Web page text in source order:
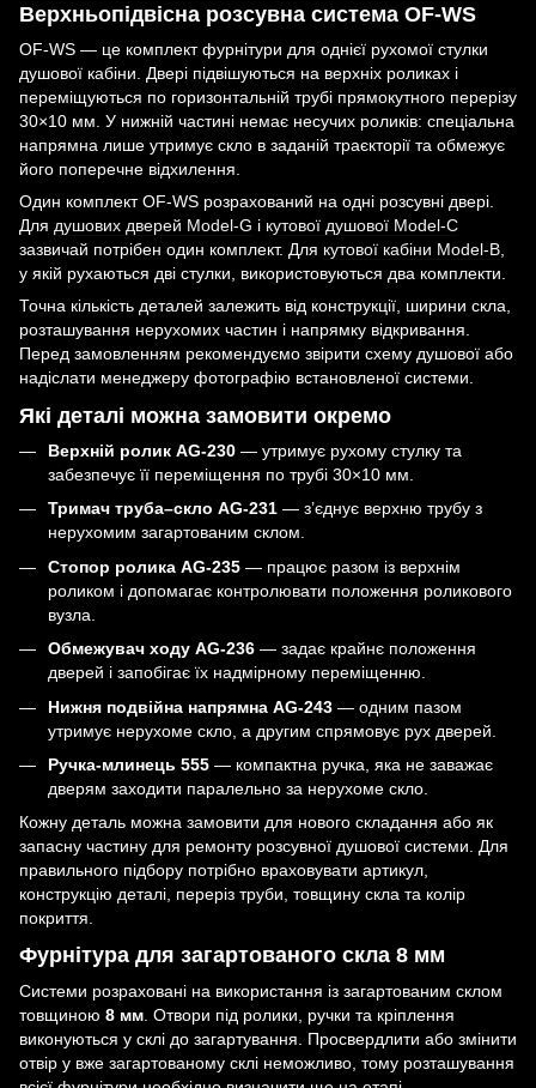
Верхньопідвісна розсувна система OF-WS
OF-WS — це комплект фурнітури для однієї рухомої стулки
душової кабіни. Двері підвішуються на верхніх роликах і
переміщуються по горизонтальній трубі прямокутного перерізу
30×10 мм. У нижній частині немає несучих роликів: спеціальна
напрямна лише утримує скло в заданій траєкторії та обмежує
його поперечне відхилення.
Один комплект OF-WS розрахований на одні розсувні двері.
Для душових дверей Model-G і кутової душової Model-C
зазвичай потрібен один комплект. Для кутової кабіни Model-B,
у якій рухаються дві стулки, використовуються два комплекти.
Точна кількість деталей залежить від конструкції, ширини скла,
розташування нерухомих частин і напрямку відкривання.
Перед замовленням рекомендуємо звірити схему душової або
надіслати менеджеру фотографію встановленої системи.
Які деталі можна замовити окремо
Верхній ролик AG-230 — утримує рухому стулку та
забезпечує її переміщення по трубі 30×10 мм.
Тримач труба–скло AG-231 — з’єднує верхню трубу з
нерухомим загартованим склом.
Стопор ролика AG-235 — працює разом із верхнім
роликом і допомагає контролювати положення роликового
вузла.
Обмежувач ходу AG-236 — задає крайнє положення
дверей і запобігає їх надмірному переміщенню.
Нижня подвійна напрямна AG-243 — одним пазом
утримує нерухоме скло, а другим спрямовує рух дверей.
Ручка-млинець 555 — компактна ручка, яка не заважає
дверям заходити паралельно за нерухоме скло.
Кожну деталь можна замовити для нового складання або як
запасну частину для ремонту розсувної душової системи. Для
правильного підбору потрібно враховувати артикул,
конструкцію деталі, переріз труби, товщину скла та колір
покриття.
Фурнітура для загартованого скла 8 мм
Системи розраховані на використання із загартованим склом
товщиною 8 мм . Отвори під ролики, ручки та кріплення
виконуються у склі до загартування. Просвердлити або змінити
отвір у вже загартованому склі неможливо, тому розташування